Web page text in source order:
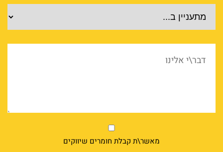
מוצרים
דבר\י
market
מאשר\ת קבלת חומרים שיווקים